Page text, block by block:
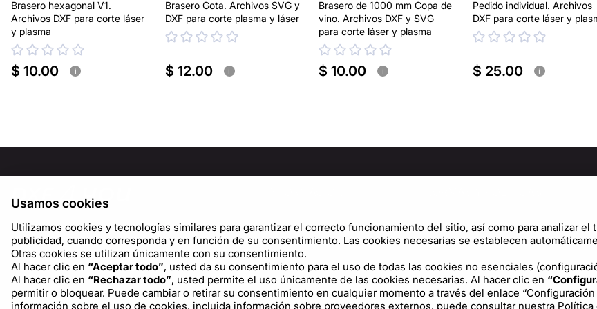
Brasero hexagonal V1.
Archivos DXF para corte láser
y plasma
$ 10.00 i
Brasero Gota. Archivos SVG y
DXF para corte plasma y láser
$ 12.00 i
Brasero de 1000 mm Copa de
vino. Archivos DXF y SVG
para corte láser y plasma
$ 10.00 i
Pedido individual. Archivos
DXF para corte láser y
$ 25.00 i
Blog
Términos de uso
Política de cookies
Acuerdo de licencia
Usamos cookies
Utilizamos cookies y tecnologías similares para garantizar el correcto funcionamiento del sitio, así como para analizar
publicidad, cuando corresponda y en función de su consentimiento. Las cookies necesarias se establecen
Otras cookies se utilizan únicamente con su consentimiento.
Al hacer clic en “Aceptar todo”, usted da su consentimiento para el uso de todas las cookies no esenciales
Al hacer clic en “Rechazar todo”, usted permite el uso únicamente de las cookies necesarias. Al hacer clic en
permitir o bloquear. Puede cambiar o retirar su consentimiento en cualquier momento a través del enlace
información sobre el uso de cookies, incluida información sobre proveedores externos, puede consultar nuestra Política